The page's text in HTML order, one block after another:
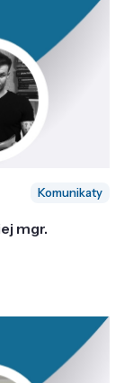
Komunikaty
mgr.